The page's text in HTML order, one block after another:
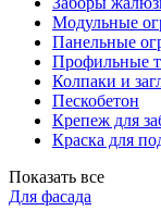
Модульные
Панельные
Профильные
Колпаки и
Пескобетон
Крепеж для
Краска для
Показать все
Для фасада